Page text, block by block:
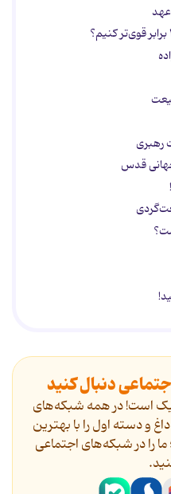
رهبری
قدس
دنبال کنید
است! در همه شبکه‌های
و دسته اول را با بهترین
ما را در شبکه‌های اجتماعی